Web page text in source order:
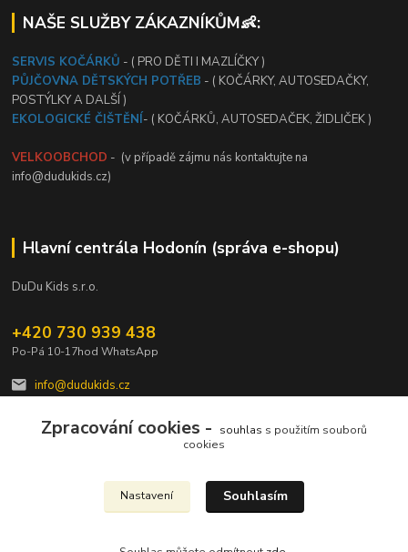
NAŠE SLUŽBY ZÁKAZNÍKŮM👶:
SERVIS KOČÁRKŮ - ( PRO DĚTI I MAZLÍČKY )
PŮJČOVNA DĚTSKÝCH POTŘEB - ( KOČÁRKY, AUTOSEDAČKY,
POSTÝLKY A DALŠÍ )
EKOLOGICKÉ ČIŠTĚNÍ- ( KOČÁRKŮ, AUTOSEDAČEK, ŽIDLIČEK )
VELKOOBCHOD - (v případě zájmu nás kontaktujte na
info@dudukids.cz)
Hlavní centrála Hodonín (správa e-shopu)
DuDu Kids s.r.o.
+420 730 939 438
Po-Pá 10-17hod WhatsApp
info@dudukids.cz
Upravit sběr cookies.
Zpracování cookies - souhlas s použitím souborů
cookies
Nastavení Souhlasím